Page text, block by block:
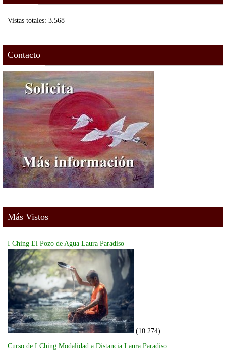
Vistas totales: 3.568
Contacto
Más Vistos
I Ching El Pozo de Agua Laura Paradiso
(10.274)
Curso de I Ching Modalidad a Distancia Laura Paradiso